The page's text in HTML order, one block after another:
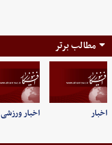
مطالب برتر
اخبار اخبار ورزشی